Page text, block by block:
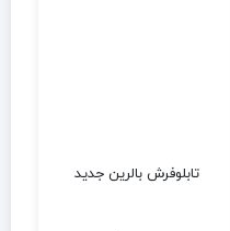
تابلوفرش بالرین جدید